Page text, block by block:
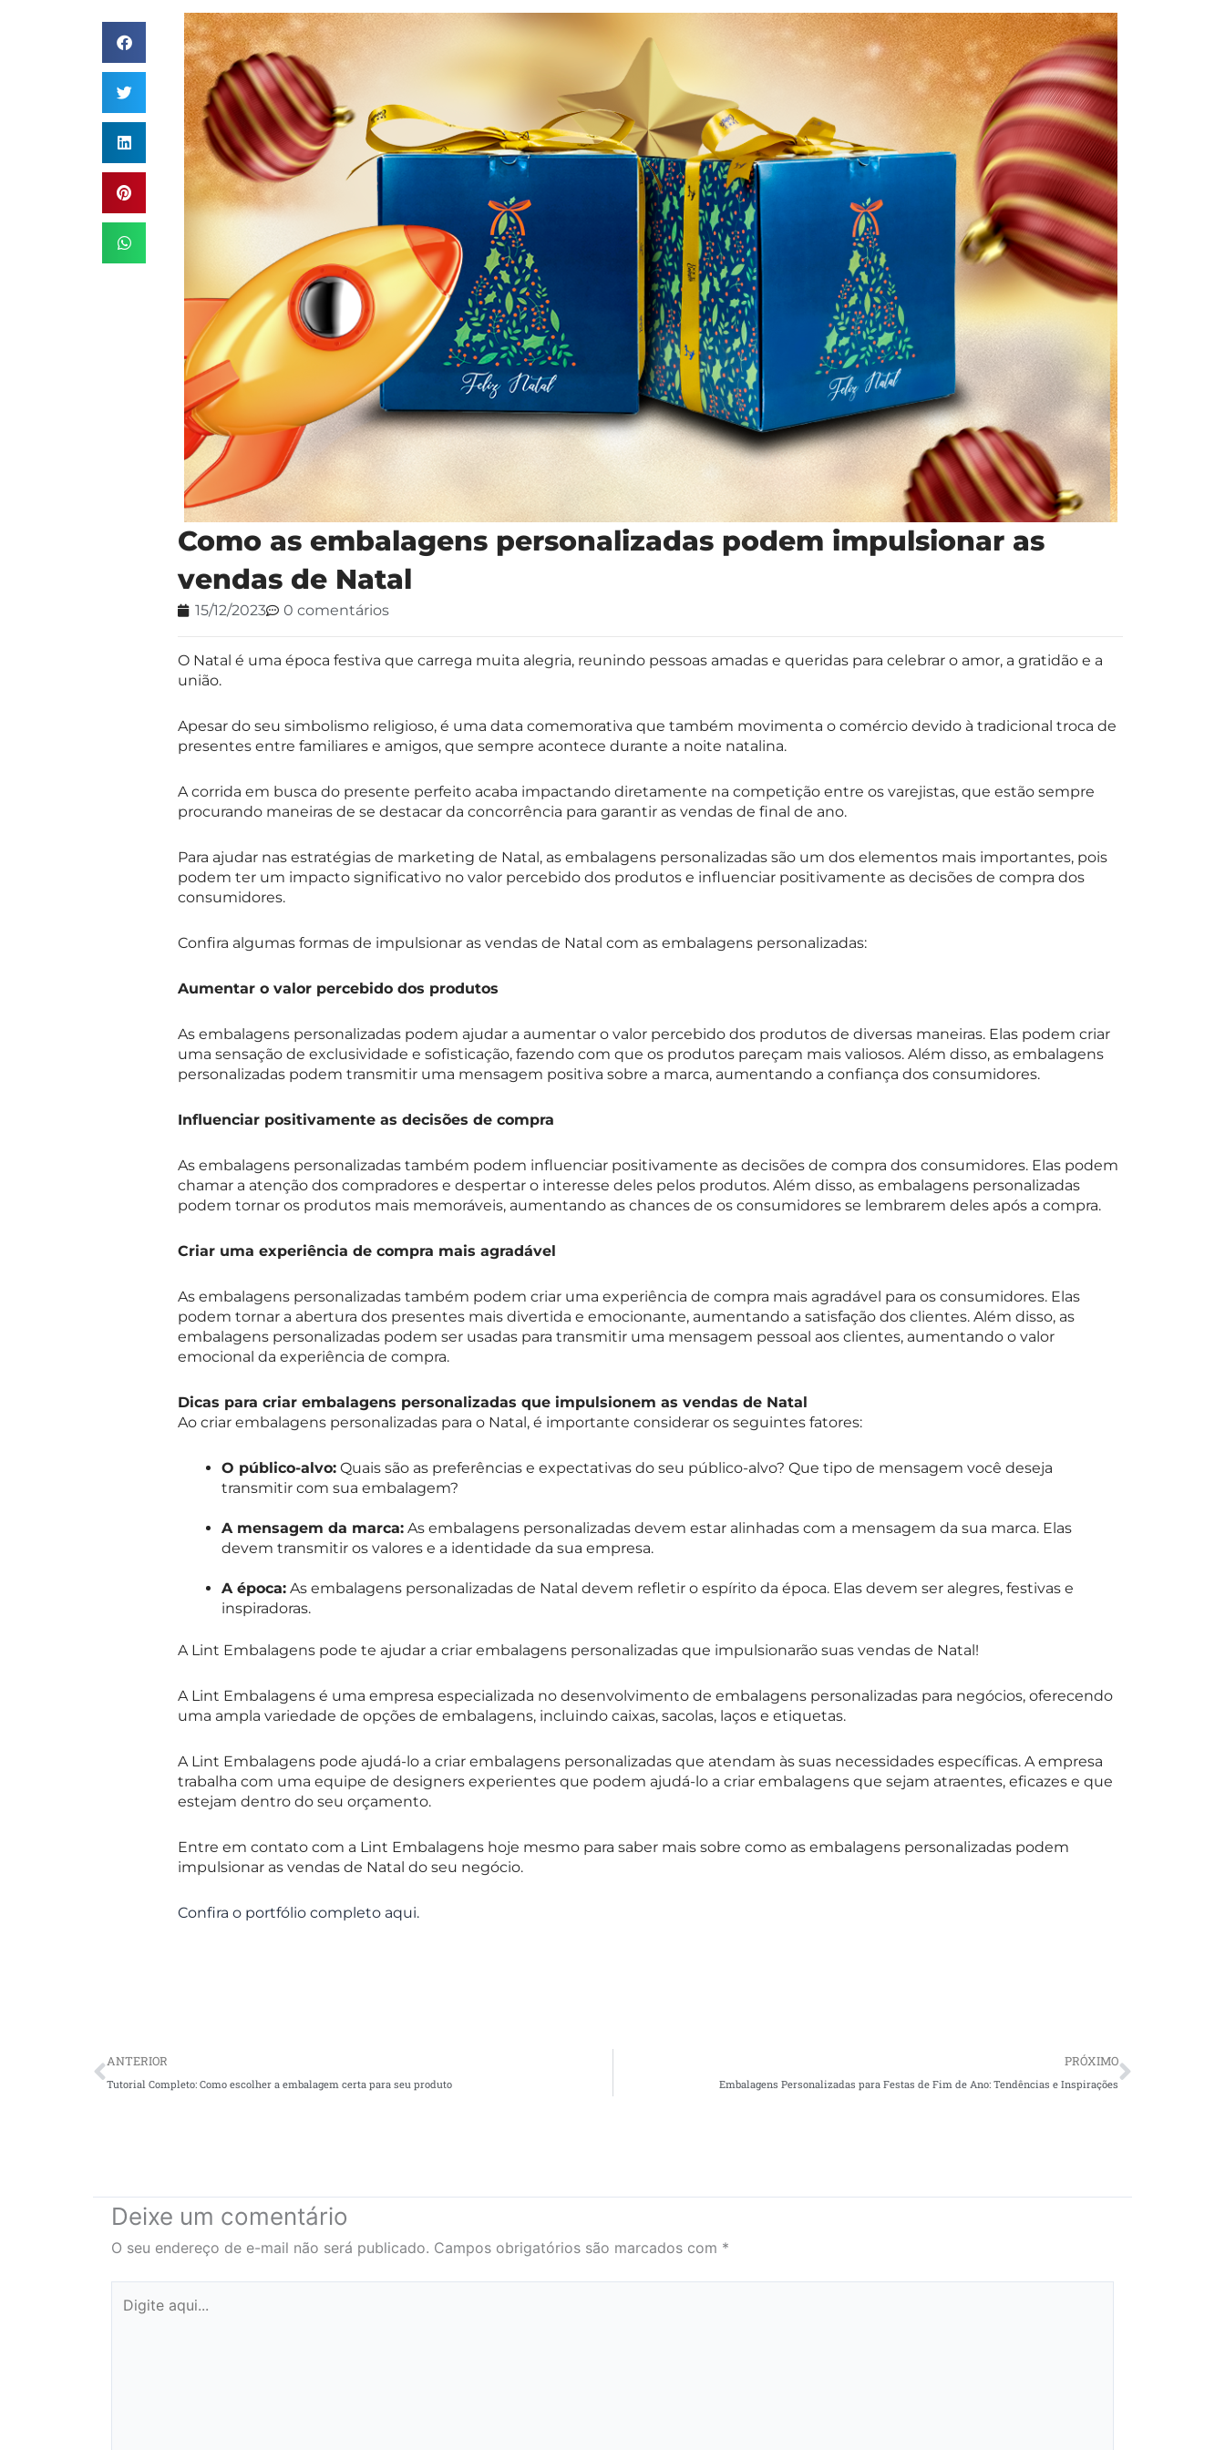
Como as embalagens personalizadas podem impulsionar as
vendas de Natal
15/12/2023 0 comentários
O Natal é uma época festiva que carrega muita alegria, reunindo pessoas amadas e queridas para celebrar o amor, a gratidão e a
união.
Apesar do seu simbolismo religioso, é uma data comemorativa que também movimenta o comércio devido à tradicional troca de
presentes entre familiares e amigos, que sempre acontece durante a noite natalina.
A corrida em busca do presente perfeito acaba impactando diretamente na competição entre os varejistas, que estão sempre
procurando maneiras de se destacar da concorrência para garantir as vendas de final de ano.
Para ajudar nas estratégias de marketing de Natal, as embalagens personalizadas são um dos elementos mais importantes, pois
podem ter um impacto significativo no valor percebido dos produtos e influenciar positivamente as decisões de compra dos
consumidores.
Confira algumas formas de impulsionar as vendas de Natal com as embalagens personalizadas:
Aumentar o valor percebido dos produtos
As embalagens personalizadas podem ajudar a aumentar o valor percebido dos produtos de diversas maneiras. Elas podem criar
uma sensação de exclusividade e sofisticação, fazendo com que os produtos pareçam mais valiosos. Além disso, as embalagens
personalizadas podem transmitir uma mensagem positiva sobre a marca, aumentando a confiança dos consumidores.
Influenciar positivamente as decisões de compra
As embalagens personalizadas também podem influenciar positivamente as decisões de compra dos consumidores. Elas podem
chamar a atenção dos compradores e despertar o interesse deles pelos produtos. Além disso, as embalagens personalizadas
podem tornar os produtos mais memoráveis, aumentando as chances de os consumidores se lembrarem deles após a compra.
Criar uma experiência de compra mais agradável
As embalagens personalizadas também podem criar uma experiência de compra mais agradável para os consumidores. Elas
podem tornar a abertura dos presentes mais divertida e emocionante, aumentando a satisfação dos clientes. Além disso, as
embalagens personalizadas podem ser usadas para transmitir uma mensagem pessoal aos clientes, aumentando o valor
emocional da experiência de compra.
Dicas para criar embalagens personalizadas que impulsionem as vendas de Natal
Ao criar embalagens personalizadas para o Natal, é importante considerar os seguintes fatores:
O público-alvo: Quais são as preferências e expectativas do seu público-alvo? Que tipo de mensagem você deseja
transmitir com sua embalagem?
A mensagem da marca: As embalagens personalizadas devem estar alinhadas com a mensagem da sua marca. Elas
devem transmitir os valores e a identidade da sua empresa.
A época: As embalagens personalizadas de Natal devem refletir o espírito da época. Elas devem ser alegres, festivas e
inspiradoras.
A Lint Embalagens pode te ajudar a criar embalagens personalizadas que impulsionarão suas vendas de Natal!
A Lint Embalagens é uma empresa especializada no desenvolvimento de embalagens personalizadas para negócios, oferecendo
uma ampla variedade de opções de embalagens, incluindo caixas, sacolas, laços e etiquetas.
A Lint Embalagens pode ajudá-lo a criar embalagens personalizadas que atendam às suas necessidades específicas. A empresa
trabalha com uma equipe de designers experientes que podem ajudá-lo a criar embalagens que sejam atraentes, eficazes e que
estejam dentro do seu orçamento.
Entre em contato com a Lint Embalagens hoje mesmo para saber mais sobre como as embalagens personalizadas podem
impulsionar as vendas de Natal do seu negócio.
Confira o portfólio completo aqui.
Prev
ANTERIOR
Tutorial Completo: Como escolher a embalagem certa para seu produto
PRÓXIMO
Embalagens Personalizadas para Festas de Fim de Ano: Tendências e Inspirações
Next
Deixe um comentário
O seu endereço de e-mail não será publicado. Campos obrigatórios são marcados com *
aqui...